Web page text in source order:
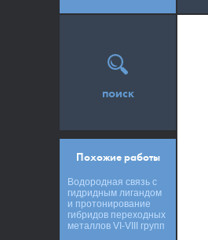
поиск
Похожие работы
Водородная связь с
гидридным лигандом
и протонирование
гибридов переходных
металлов VI-VIII групп